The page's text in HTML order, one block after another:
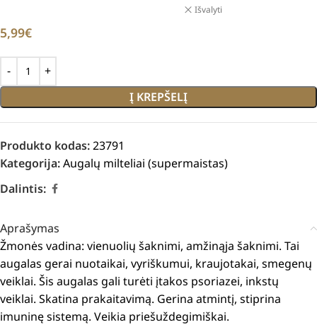
Išvalyti
5,99€
Į KREPŠELĮ
Produkto kodas:23791
Kategorija:Augalų milteliai (supermaistas)
Dalintis:
Aprašymas
Žmonės vadina: vienuolių šaknimi, amžinąja šaknimi. Tai
augalas gerai nuotaikai, vyriškumui, kraujotakai, smegenų
veiklai. Šis augalas gali turėti įtakos psoriazei, inkstų
veiklai. Skatina prakaitavimą. Gerina atmintį, stiprina
imuninę sistemą. Veikia priešuždegimiškai.